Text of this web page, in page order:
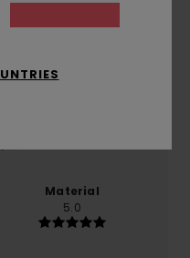
Material
5.0